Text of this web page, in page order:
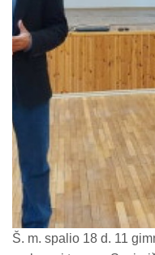
PUPP ir
Š. m. spalio 18 d. 11